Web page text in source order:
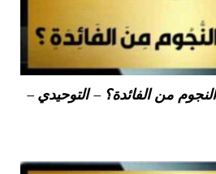
من الفائدة؟ – التوحيدي –